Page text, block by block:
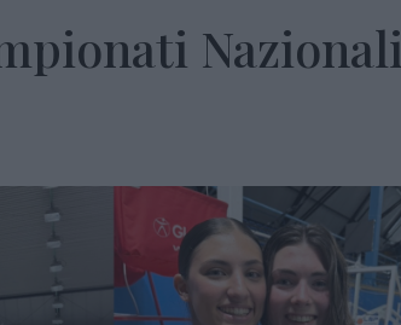
Nazionali